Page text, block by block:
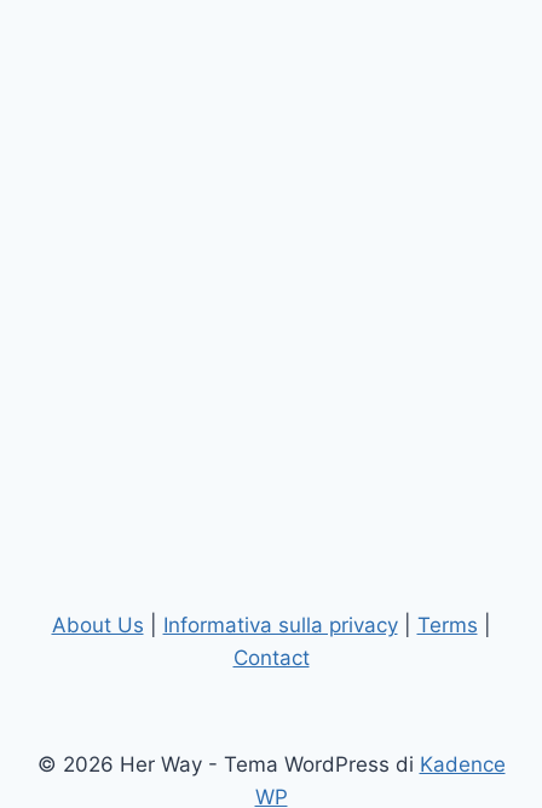
About Us Informativa sulla privacy| Terms
Contact
© 2026 Her Way - Tema WordPress di Kadence
WP